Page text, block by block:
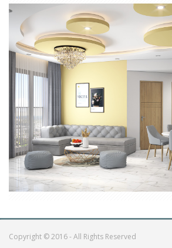
CĂN HỘ SAFIRA 3 PHÒNG NGỦ
Copyright © 2016 - All Rights Reserved